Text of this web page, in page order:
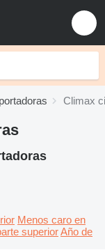
Climax
Menos caro en
superiorAño de